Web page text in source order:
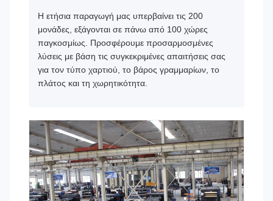
Η ετήσια παραγωγή μας υπερβαίνει τις 200
μονάδες, εξάγονται σε πάνω από 100 χώρες
παγκοσμίως. Προσφέρουμε προσαρμοσμένες
λύσεις με βάση τις συγκεκριμένες απαιτήσεις σας
για τον τύπο χαρτιού, το βάρος γραμμαρίων, το
πλάτος και τη χωρητικότητα.